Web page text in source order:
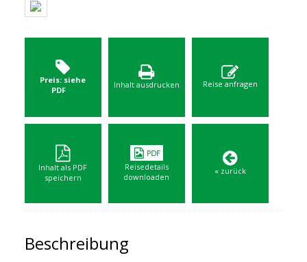
Preis: siehe
PDF
Inhalt ausdrucken Reise anfragen
Inhalt als PDF
speichern
Reisedetails
downloaden
« zurück
Beschreibung